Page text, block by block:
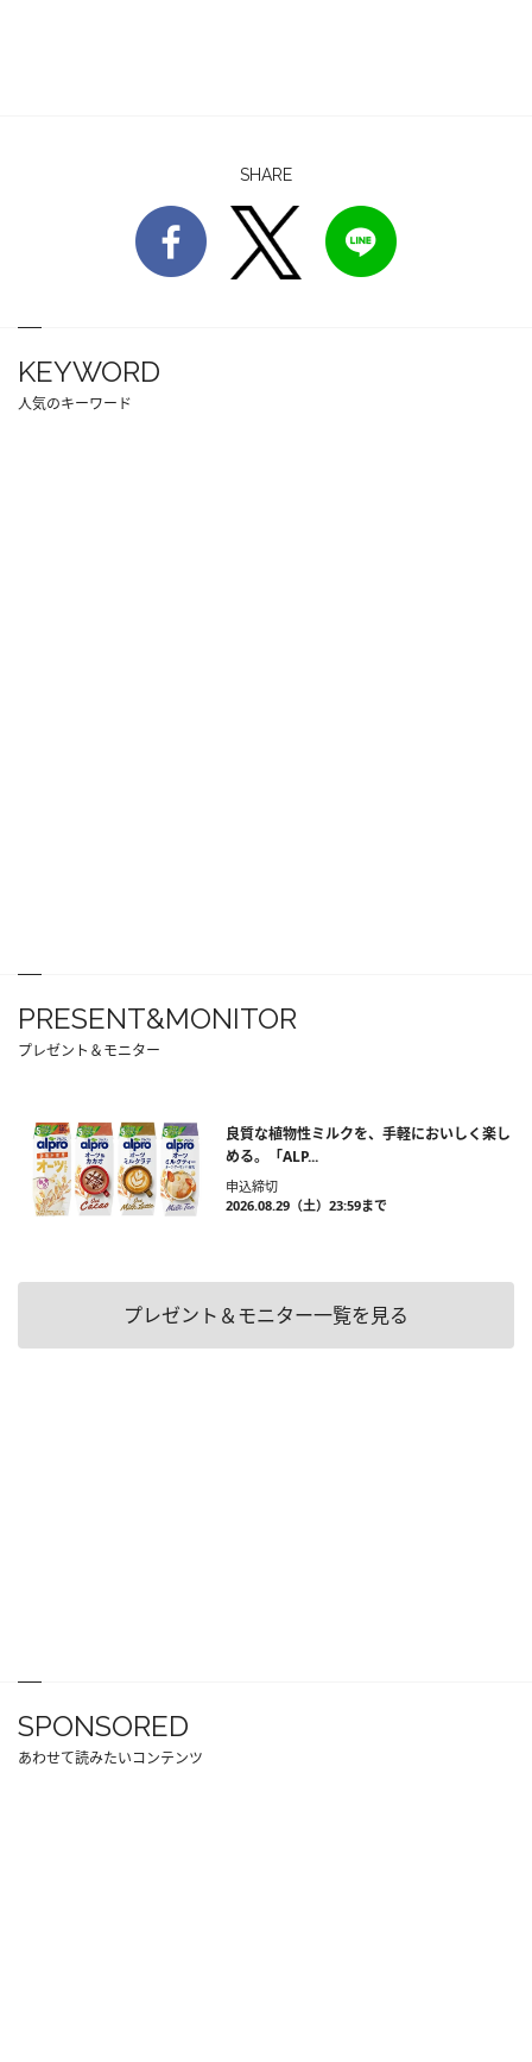
SHARE
KEYWORD
人気のキーワード
PRESENT&MONITOR
プレゼント＆モニター
良質な植物性ミルクを、手軽においしく楽し
める。「ALP...
申込締切
2026.08.29（土）23:59まで
プレゼント＆モニター一覧を見る
SPONSORED
あわせて読みたいコンテンツ